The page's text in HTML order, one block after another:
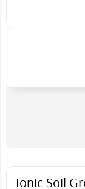
Ionic Soil